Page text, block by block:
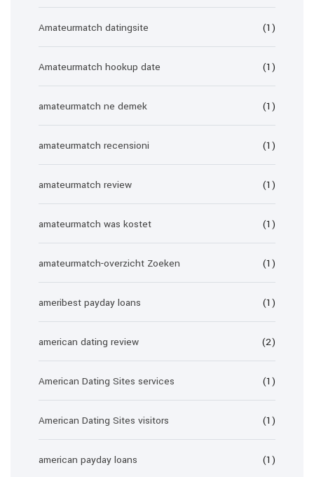
Amateurmatch datingsite (1)
Amateurmatch hookup date (1)
amateurmatch ne demek (1)
amateurmatch recensioni (1)
amateurmatch review (1)
amateurmatch was kostet (1)
amateurmatch-overzicht Zoeken (1)
ameribest payday loans (1)
american dating review (2)
American Dating Sites services (1)
American Dating Sites visitors (1)
american payday loans (1)